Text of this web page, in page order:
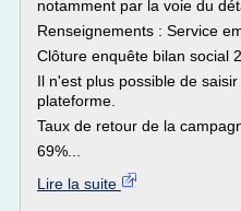
notamment par la voie du
Renseignements : Service
Clôture enquête bilan social
Il n'est plus possible de
plateforme.
Taux de retour de la
69%...
Lire la suite